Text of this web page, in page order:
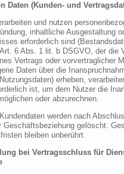
Daten (Kunden- und
und nutzen
inhaltliche Ausgestaltung
erforderlich sind
6 Abs. 1 lit. b DSGVO, der die
Vertrags oder vorvertraglicher
Daten über die
erheben,
ist, um dem Nutzer die
oder abzurechnen.
werden nach
Geschäftsbeziehung gelöscht.
bleiben unberührt.
bei Vertragsschluss für